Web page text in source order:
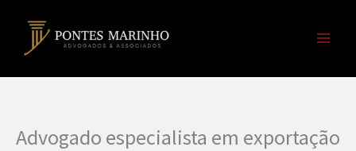
Advogado especialista em exportação